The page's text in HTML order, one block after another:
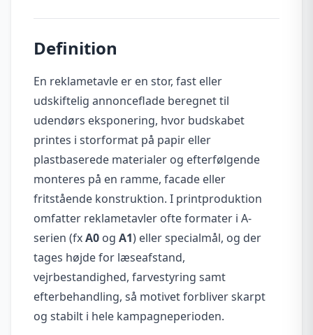
Definition
En reklametavle er en stor, fast eller
udskiftelig annonceflade beregnet til
udendørs eksponering, hvor budskabet
printes i storformat på papir eller
plastbaserede materialer og efterfølgende
monteres på en ramme, facade eller
fritstående konstruktion. I printproduktion
omfatter reklametavler ofte formater i A-
serien (fxA0 og A1) eller specialmål, og der
tages højde for læseafstand,
vejrbestandighed, farvestyring samt
efterbehandling, så motivet forbliver skarpt
og stabilt i hele kampagneperioden.